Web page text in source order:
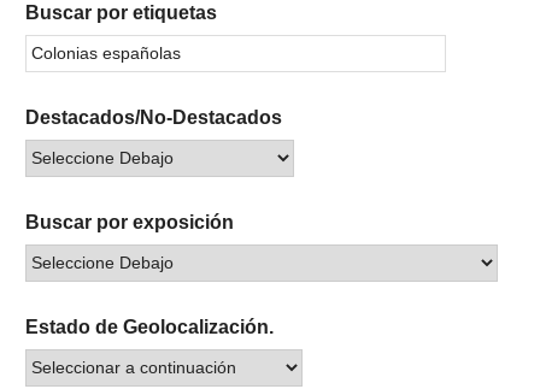
Buscar por etiquetas
Destacados/No-Destacados
Buscar por exposición
Estado de Geolocalización.